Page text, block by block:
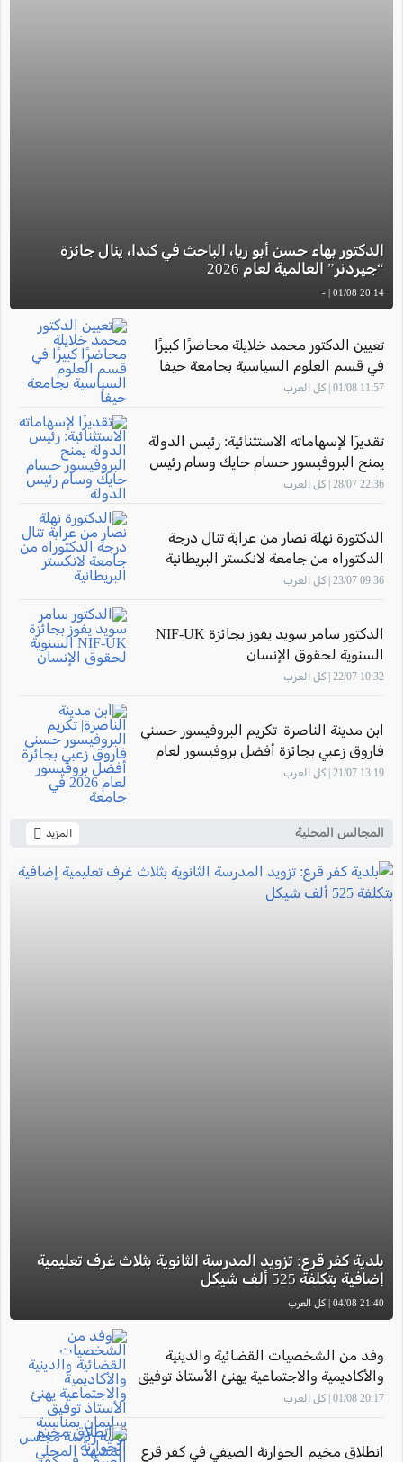
الدكتور بهاء حسن أبو ريا، الباحث في كندا، ينال جائزة
“جيردنر” العالمية لعام 2026
20:14 01/08 | -
تعيين الدكتور محمد خلايلة محاضرًا كبيرًا
في قسم العلوم السياسية بجامعة حيفا
11:57 01/08 | كل العرب
تقديرًا لإسهاماته الاستثنائية: رئيس الدولة
يمنح البروفيسور حسام حايك وسام رئيس
الدولة
22:36 28/07 | كل العرب
الدكتورة نهلة نصار من عرابة تنال درجة
الدكتوراه من جامعة لانكستر البريطانية
09:36 23/07 | كل العرب
الدكتور سامر سويد يفوز بجائزة NIF-UK
السنوية لحقوق الإنسان
10:32 22/07 | كل العرب
ابن مدينة الناصرة| تكريم البروفيسور حسني
فاروق زعبي بجائزة أفضل بروفيسور لعام
13:19 21/07 | كل العرب
المجالس المحلية المزيد
بلدية كفر قرع: تزويد المدرسة الثانوية بثلاث غرف تعليمية
إضافية بتكلفة 525 ألف شيكل
21:40 04/08 | كل العرب
وفد من الشخصيات القضائية والدينية
والأكاديمية والاجتماعية يهنئ الأستاذ توفيق
سليمان بمناسبة توليه رئاسة مجلس
20:17 01/08 | كل العرب
انطلاق مخيم الحوارنة الصيفي في كفر قرع